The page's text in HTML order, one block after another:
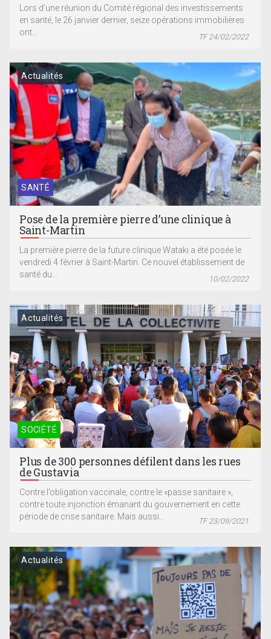
Lors d’une réunion du Comité régional des investissements
en santé, le 26 janvier dernier, seize opérations immobilières
ont...
TF 24/02/2022
SANTÉ
Actualités
Pose de la première pierre d’une clinique à
Saint-Martin
La première pierre de la future clinique Wataki a été posée le
vendredi 4 février à Saint-Martin. Ce nouvel établissement de
santé du...
10/02/2022
SOCIÉTÉ
Actualités
Plus de 300 personnes défilent dans les rues
de Gustavia
Contre l’obligation vaccinale, contre le «passe sanitaire »,
contre toute injonction émanant du gouvernement en cette
période de crise sanitaire. Mais aussi...
TF 23/09/2021
Actualités